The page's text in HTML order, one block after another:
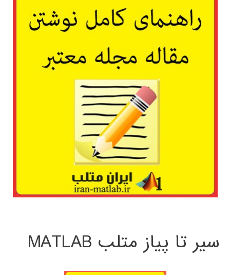
سیر تا پیاز متلب MATLAB